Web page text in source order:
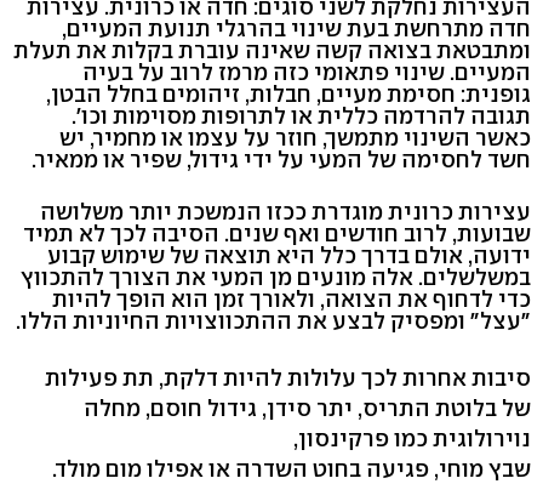
העצירות נחלקת לשני סוגים: חדה או כרונית. עצירות
חדה מתרחשת בעת שינוי בהרגלי תנועת המעיים,
ומתבטאת בצואה קשה שאינה עוברת בקלות את תעלת
המעיים. שינוי פתאומי כזה מרמז לרוב על בעיה
גופנית: חסימת מעיים, חבלות, זיהומים בחלל הבטן,
תגובה להרדמה כללית או לתרופות מסוימות וכו'.
כאשר השינוי מתמשך, חוזר על עצמו או מחמיר, יש
חשד לחסימה של המעי על ידי גידול, שפיר או ממאיר.
עצירות כרונית מוגדרת ככזו הנמשכת יותר משלושה
שבועות, לרוב חודשים ואף שנים. הסיבה לכך לא תמיד
ידועה, אולם בדרך כלל היא תוצאה של שימוש קבוע
במשלשלים. אלה מונעים מן המעי את הצורך להתכווץ
כדי לדחוף את הצואה, ולאורך זמן הוא הופך להיות
"עצל" ומפסיק לבצע את ההתכווצויות החיוניות הללו.
סיבות אחרות לכך עלולות להיות דלקת, תת פעילות
של בלוטת התריס, יתר סידן, גידול חוסם, מחלה
נוירולוגית כמו פרקינסון,
שבץ מוחי, פגיעה בחוט השדרה או אפילו מום מולד.